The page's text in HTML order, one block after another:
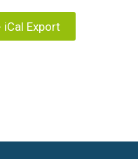
iCal Export